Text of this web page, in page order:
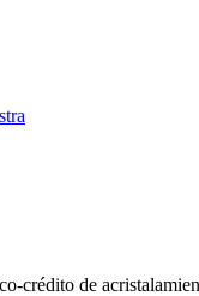
crédito de